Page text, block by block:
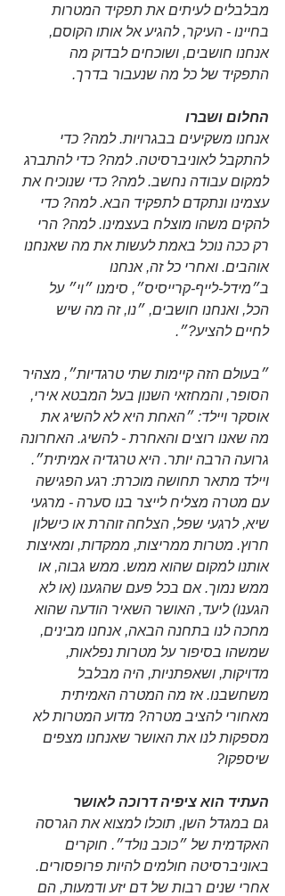
מבלבלים לעיתים את תפקיד המטרות
בחיינו - העיקר, להגיע אל אותו הקוסם,
אנחנו חושבים, ושוכחים לבדוק מה
התפקיד של כל מה שנעבור בדרך.
החלום ושברו
אנחנו משקיעים בבגרויות. למה? כדי
להתקבל לאוניברסיטה. למה? כדי להתברג
למקום עבודה נחשב. למה? כדי שנוכיח את
עצמינו ונתקדם לתפקיד הבא. למה? כדי
להקים משהו מוצלח בעצמינו. למה? הרי
רק ככה נוכל באמת לעשות את מה שאנחנו
אוהבים. ואחרי כל זה, אנחנו
ב״מידל-לייף-קרייסיס״, סימנו ״וי״ על
הכל, ואנחנו חושבים, ״נו, זה מה שיש
לחיים להציע?״.
״בעולם הזה קיימות שתי טרגדיות״, מצהיר
הסופר, והמחזאי השנון בעל המבטא אירי,
אוסקר ויילד: ״האחת היא לא להשיג את
מה שאנו רוצים והאחרת - להשיג. האחרונה
גרועה הרבה יותר. היא טרגדיה אמיתית״.
ויילד מתאר תחושה מוכרת: רגע הפגישה
עם מטרה מצליח לייצר בנו סערה - מרגעי
שיא, לרגעי שפל, הצלחה זוהרת או כישלון
חרוץ. מטרות ממריצות, ממקדות, ומאיצות
אותנו למקום שהוא ממש. ממש גבוה, או
ממש נמוך. אם בכל פעם שהגענו (או לא
הגענו) ליעד, האושר השאיר הודעה שהוא
מחכה לנו בתחנה הבאה, אנחנו מבינים,
שמשהו בסיפור על מטרות נפלאות,
מדויקות, ושאפתניות, היה מבלבל
משחשבנו. אז מה המטרה האמיתית
מאחורי להציב מטרה? מדוע המטרות לא
מספקות לנו את האושר שאנחנו מצפים
שיספקו?
העתיד הוא ציפיה דרוכה לאושר
גם במגדל השן, תוכלו למצוא את הגרסה
האקדמית של ״כוכב נולד״. חוקרים
באוניברסיטה חולמים להיות פרופסורים.
אחרי שנים רבות של דם יזע ודמעות, הם